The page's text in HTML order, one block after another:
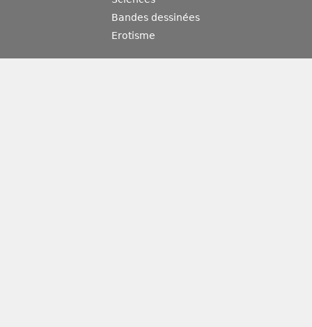
Bandes dessinées
Erotisme